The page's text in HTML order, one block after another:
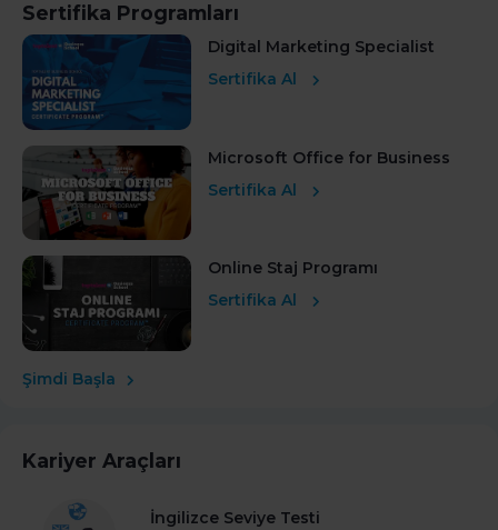
Sertifika Programları
Digital Marketing Specialist
Sertifika Al
Microsoft Office for Business
Sertifika Al
Online Staj Programı
Sertifika Al
Şimdi Başla
Kariyer Araçları
İngilizce Seviye Testi